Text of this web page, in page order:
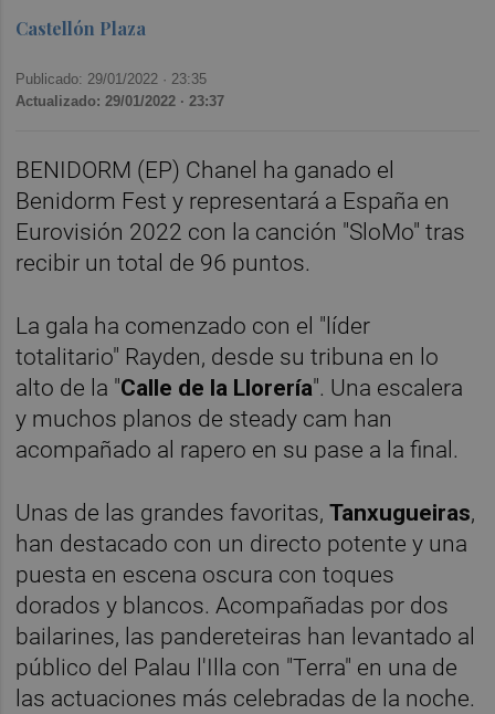
Castellón Plaza
Publicado: 29/01/2022 · 23:35
Actualizado: 29/01/2022 · 23:37
BENIDORM (EP) Chanel ha ganado el
Benidorm Fest y representará a España en
Eurovisión 2022 con la canción "SloMo" tras
recibir un total de 96 puntos.
La gala ha comenzado con el "líder
totalitario" Rayden, desde su tribuna en lo
alto de la "Calle de la Llorería". Una escalera
y muchos planos de steady cam han
acompañado al rapero en su pase a la final.
Unas de las grandes favoritas,Tanxugueiras,
han destacado con un directo potente y una
puesta en escena oscura con toques
dorados y blancos. Acompañadas por dos
bailarines, las pandereteiras han levantado al
público del Palau l'Illa con "Terra" en una de
las actuaciones más celebradas de la noche.